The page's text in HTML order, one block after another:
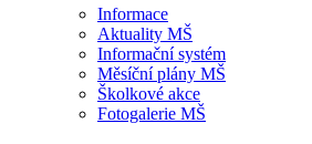
Informace
Aktuality MŠ
Informační systém
Měsíční plány MŠ
Školkové akce
Fotogalerie MŠ